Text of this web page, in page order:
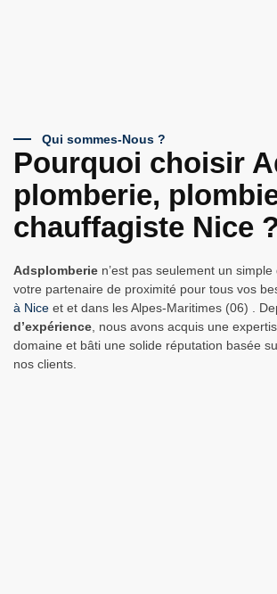
Qui sommes-Nous ?
Pourquoi choisir
plomberie,
chauffagiste Nice
Adsplomberie n’est pas seulement un simple
votre partenaire de proximité pour tous vos
à Nice et et dans les Alpes-Maritimes (06) .
d’expérience , nous avons acquis une
domaine et bâti une solide réputation basée
nos clients.